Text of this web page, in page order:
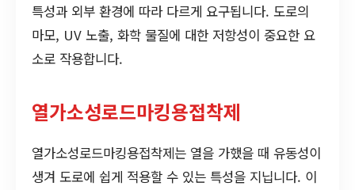
특성과 외부 환경에 따라 다르게 요구됩니다. 도로의
마모, UV 노출, 화학 물질에 대한 저항성이 중요한 요
소로 작용합니다.
열가소성로드마킹용접착제
열가소성로드마킹용접착제는 열을 가했을 때 유동성이
생겨 도로에 쉽게 적용할 수 있는 특성을 지닙니다. 이